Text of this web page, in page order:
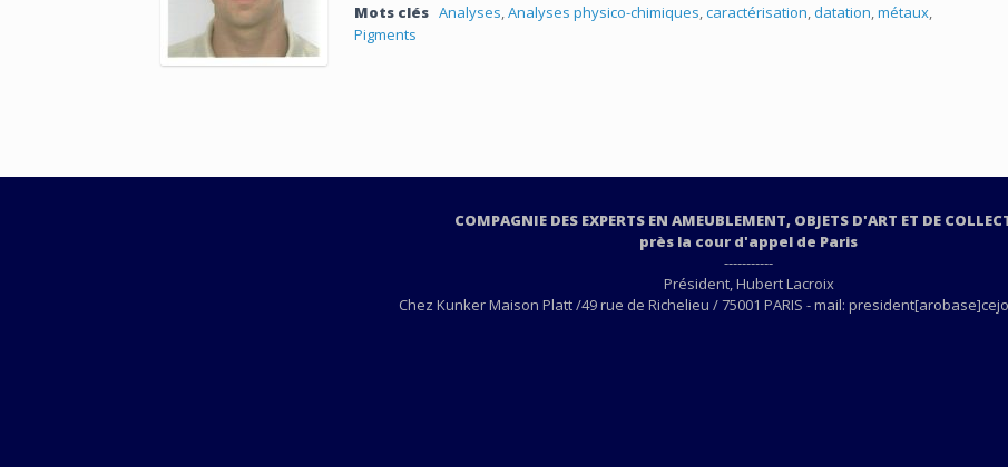
Mots clés Analyses,Analyses physico-chimiques,caractérisation,datation,métaux,
Pigments
COMPAGNIE DES EXPERTS EN AMEUBLEMENT, OBJETS D'ART ET DE
près la cour d'appel de Paris
-----------
Président, Hubert Lacroix
Chez Kunker Maison Platt /49 rue de Richelieu / 75001 PARIS - mail: